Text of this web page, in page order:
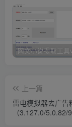
上一篇
雷电模拟器去广告
（3.127.0/5.0.82/